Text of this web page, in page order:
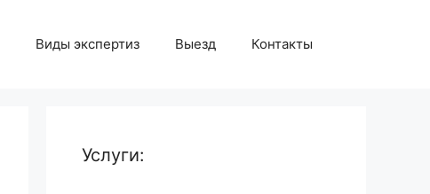
Виды экспертиз Выезд Контакты
Услуги: